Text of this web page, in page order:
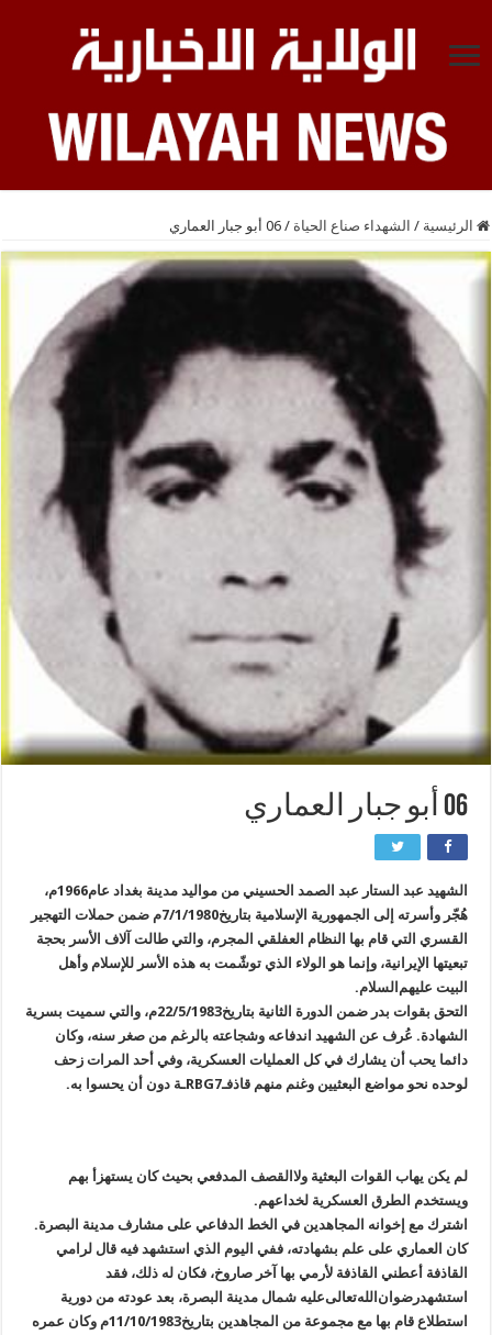
الرئيسية / الشهداء صناع الحياة / 06 أبو جبار العماري
06 أبو جبار العماري
الشهيد عبد الستار عبد الصمد الحسيني
من مواليد مدينة بغداد عام1966م،
هُجّر وأسرته إلى الجمهورية الإسلامية بتاريخ7/1/1980م ضمن حملات التهجير
القسري التي قام بها النظام العفلقي المجرم، والتي طالت آلاف الأسر بحجة
تبعيتها الإيرانية، وإنما هو الولاء الذي توشّمت به هذه الأسر للإسلام وأهل
البيت عليهم‌السلام.
التحق بقوات بدر ضمن الدورة الثانية بتاريخ22/5/1983م، والتي سميت بسرية
الشهادة. عُرف عن الشهيد اندفاعه وشجاعته بالرغم من صغر سنه، وكان
دائما يحب أن يشارك في كل العمليات العسكرية، وفي أحد المرات زحف
لوحده نحو مواضع البعثيين وغنم منهم قاذفـRBG7ـة دون أن يحسوا به.
لم يكن يهاب القوات البعثية ولاالقصف المدفعي بحيث كان يستهزأ بهم
ويستخدم الطرق العسكرية لخداعهم.
اشترك مع إخوانه المجاهدين في الخط الدفاعي على مشارف مدينة البصرة.
كان العماري على علم بشهادته، ففي اليوم الذي استشهد فيه قال لرامي
القاذفة أعطني القاذفة لأرمي بها آخر صاروخ، فكان له ذلك، فقد
استشهدرضوان‌الله‌تعالى‌عليه شمال مدينة البصرة، بعد عودته من دورية
استطلاع قام بها مع مجموعة من المجاهدين بتاريخ11/10/1983م وكان عمره